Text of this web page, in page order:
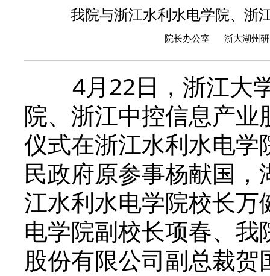
我院与浙江水利水电学院、浙
院长办公室 浙大湖州
4月22日，浙江大学
院、浙江中控信息产
仪式在浙江水利水电
民政府原参事杨献国
江水利水电学院校长
电学院副校长项春、
股份有限公司副总裁